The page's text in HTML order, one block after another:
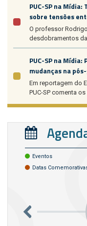
PUC-SP na Mídia:
sobre tensões
O professor
desdobramentos
PUC-SP na
mudanças na
Em reportagem do
PUC-SP comenta os
Eventos
Datas